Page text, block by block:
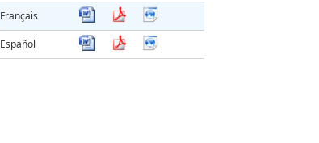
Français
Español